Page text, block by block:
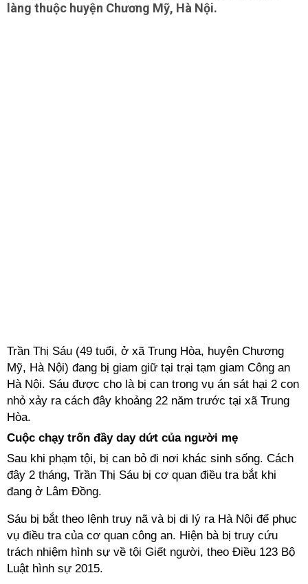
làng thuộc huyện Chương Mỹ, Hà Nội.
Trần Thị Sáu (49 tuổi, ở xã Trung Hòa, huyện Chương
Mỹ, Hà Nội) đang bị giam giữ tại trại tạm giam Công an
Hà Nội. Sáu được cho là bị can trong vụ án sát hại 2 con
nhỏ xảy ra cách đây khoảng 22 năm trước tại xã Trung
Hòa.
Cuộc chạy trốn đầy day dứt của người mẹ
Sau khi phạm tội, bị can bỏ đi nơi khác sinh sống. Cách
đây 2 tháng, Trần Thị Sáu bị cơ quan điều tra bắt khi
đang ở Lâm Đồng.
Sáu bị bắt theo lệnh truy nã và bị di lý ra Hà Nội để phục
vụ điều tra của cơ quan công an. Hiện bà bị truy cứu
trách nhiệm hình sự về tội Giết người, theo Điều 123 Bộ
Luật hình sự 2015.